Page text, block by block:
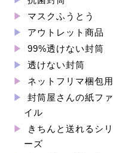
マスクふうとう
アウトレット商品
99%透けない封筒
透けない封筒
ネットフリマ梱包用
封筒屋さんの紙ファ
イル
きちんと送れるシリ
ーズ